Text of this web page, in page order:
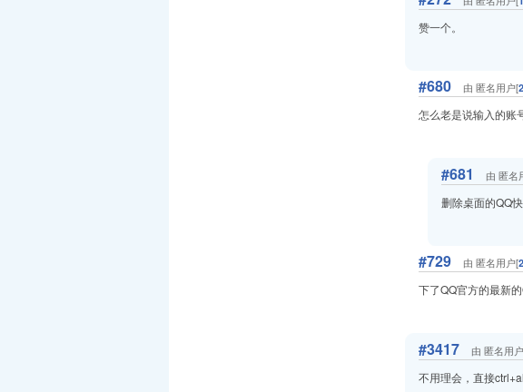
赞一个。
#680 由 匿名用户[
怎么老是说输入的账
#681 由 匿名
删除桌面的QQ
#729 由 匿名用户[
下了QQ官方的最新
#3417 由 匿名用
不用理会，直接